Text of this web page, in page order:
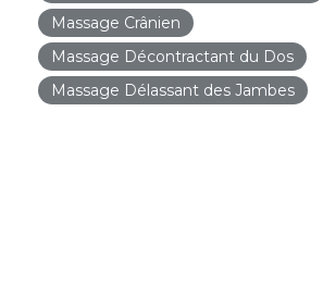
Massage Crânien
Massage Décontractant du Dos
Massage Délassant des Jambes